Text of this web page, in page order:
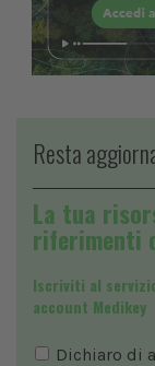
Resta
La tua
riferimenti
Iscriviti al
account Medikey
Dichiaro di